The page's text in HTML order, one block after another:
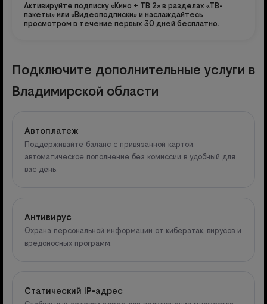
Активируйте подписку «Кино + ТВ 2» в разделах «ТВ-
пакеты» или «Видеоподписки» и наслаждайтесь
просмотром в течение первых 30 дней бесплатно.
Подключите дополнительные услуги в
Владимирской области
Автоплатеж
Поддерживайте баланс с привязанной картой:
автоматическое пополнение без комиссии в удобный для
вас день.
Антивирус
Охрана персональной информации от кибератак, вирусов и
вредоносных программ.
Статический IP-адрес